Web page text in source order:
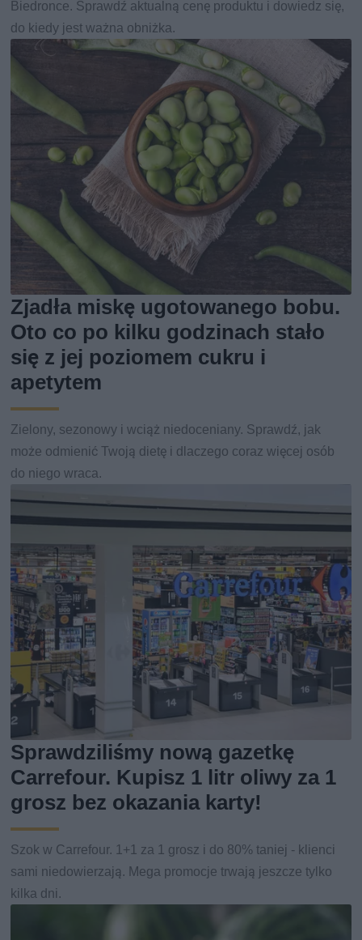
Biedronce. Sprawdź aktualną cenę produktu i dowiedz się,
do kiedy jest ważna obniżka.
Zjadła miskę ugotowanego bobu.
Oto co po kilku godzinach stało
się z jej poziomem cukru i
apetytem
Zielony, sezonowy i wciąż niedoceniany. Sprawdź, jak
może odmienić Twoją dietę i dlaczego coraz więcej osób
do niego wraca.
Sprawdziliśmy nową gazetkę
Carrefour. Kupisz 1 litr oliwy za 1
grosz bez okazania karty!
Szok w Carrefour. 1+1 za 1 grosz i do 80% taniej - klienci
sami niedowierzają. Mega promocje trwają jeszcze tylko
kilka dni.